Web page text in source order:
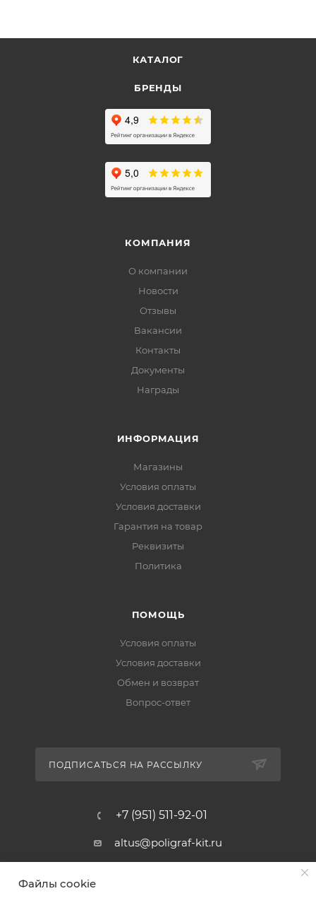
КАТАЛОГ
БРЕНДЫ
КОМПАНИЯ
О компании
Новости
Отзывы
Вакансии
Контакты
Документы
Награды
ИНФОРМАЦИЯ
Магазины
Условия оплаты
Условия доставки
Гарантия на товар
Реквизиты
Политика
ПОМОЩЬ
Условия оплаты
Условия доставки
Обмен и возврат
Вопрос-ответ
ПОДПИСАТЬСЯ НА РАССЫЛКУ
+7 (951) 511-92-01
altus@poligraf-kit.ru
Ростовская обл, Аксайский р-н,
Файлы cookie